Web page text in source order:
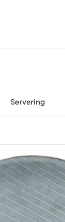
Servering